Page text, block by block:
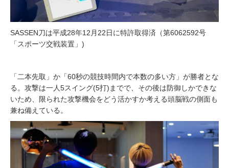
SASSEN刀は平成28年12月22日に特許取得済（第6062592号
「スポーツ交戦装置」)
「二本先取」か「60秒の競技時間内で本数の多い方」が勝者とな
る。攻撃は一人5スイング(5打)までで、その後は防御しかできな
いため、限られた攻撃機会をどう活かすか考える頭脳戦の側面も
兼ね備えている。